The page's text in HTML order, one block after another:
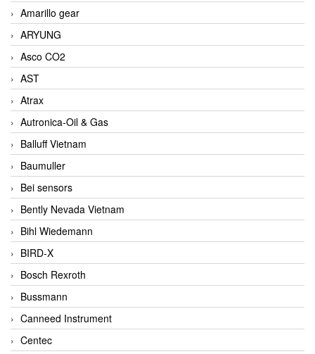
Amarillo gear
ARYUNG
Asco CO2
AST
Atrax
Autronica-Oil & Gas
Balluff Vietnam
Baumuller
Bei sensors
Bently Nevada Vietnam
Bihl Wiedemann
BIRD-X
Bosch Rexroth
Bussmann
Canneed Instrument
Centec